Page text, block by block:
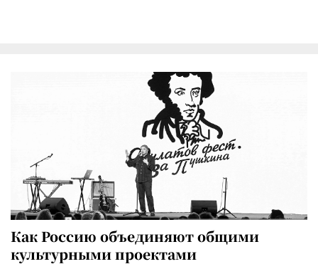
Как Россию объединяют общими
культурными проектами